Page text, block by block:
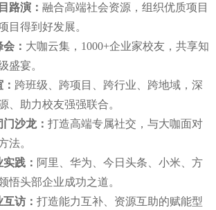
路演： 融合高端社会资源，组织优质项目
目得到好发展。
： 大咖云集， 1000+企业家校友，共享知
盛宴。
跨班级、跨项目、跨行业、跨地域，深
、助力校友强强联合。
沙龙： 打造高端专属社交， 与大咖面对
法。
践： 阿里、华为、今日头条、小米、方
悟头部企业成功之道。
访： 打造能力互补、资源互助的赋能型